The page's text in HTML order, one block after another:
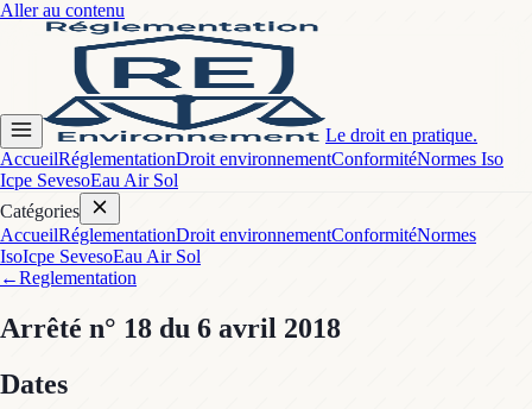
Aller au contenu
Le droit en pratique.
AccueilRéglementationDroit environnementConformitéNormes Iso
Icpe SevesoEau Air Sol
Catégories
AccueilRéglementationDroit environnementConformitéNormes
IsoIcpe SevesoEau Air Sol
←Reglementation
Arrêté n° 18 du 6 avril 2018
Dates